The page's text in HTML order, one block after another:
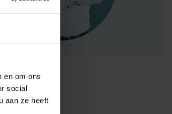
en om ons
social
aan ze heeft